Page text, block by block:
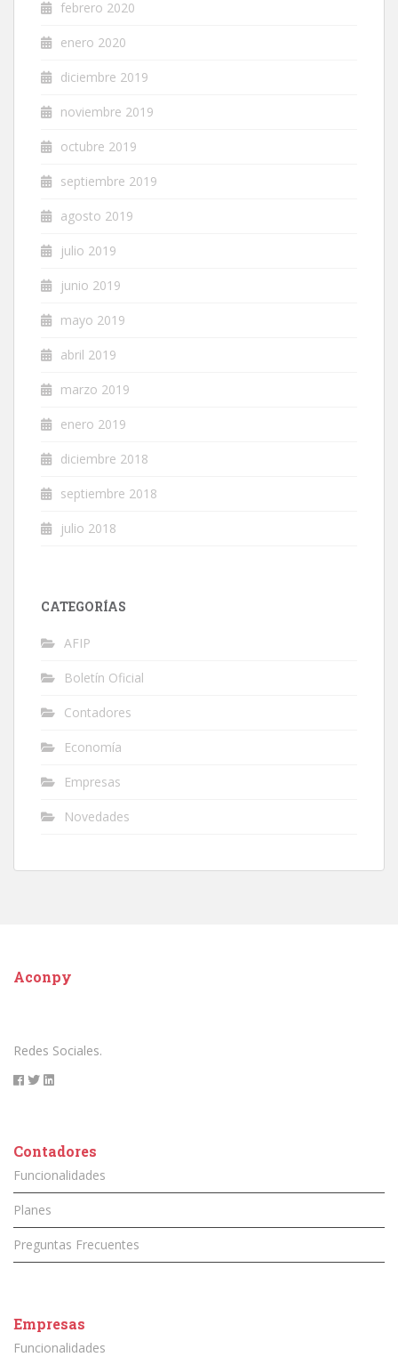
febrero 2020
enero 2020
diciembre 2019
noviembre 2019
octubre 2019
septiembre 2019
agosto 2019
julio 2019
junio 2019
mayo 2019
abril 2019
marzo 2019
enero 2019
diciembre 2018
septiembre 2018
julio 2018
CATEGORÍAS
AFIP
Boletín Oficial
Contadores
Economía
Empresas
Novedades
Aconpy
Redes Sociales.
Contadores
Funcionalidades
Planes
Preguntas Frecuentes
Empresas
Funcionalidades